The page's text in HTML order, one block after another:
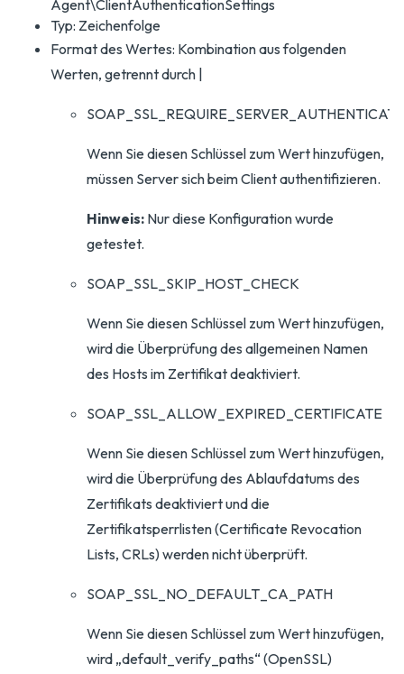
Agent\ClientAuthenticationSettings
Typ: Zeichenfolge
Format des Wertes: Kombination aus folgenden
Werten, getrennt durch |
Wenn Sie diesen Schlüssel zum Wert hinzufügen,
müssen Server sich beim Client authentifizieren.
Hinweis: Nur diese Konfiguration wurde
getestet.
SOAP_SSL_SKIP_HOST_CHECK
Wenn Sie diesen Schlüssel zum Wert hinzufügen,
wird die Überprüfung des allgemeinen Namen
des Hosts im Zertifikat deaktiviert.
SOAP_SSL_ALLOW_EXPIRED_CERTIFICATE
Wenn Sie diesen Schlüssel zum Wert hinzufügen,
wird die Überprüfung des Ablaufdatums des
Zertifikats deaktiviert und die
Zertifikatsperrlisten (Certificate Revocation
Lists, CRLs) werden nicht überprüft.
SOAP_SSL_NO_DEFAULT_CA_PATH
Wenn Sie diesen Schlüssel zum Wert hinzufügen,
wird „default_verify_paths“ (OpenSSL)